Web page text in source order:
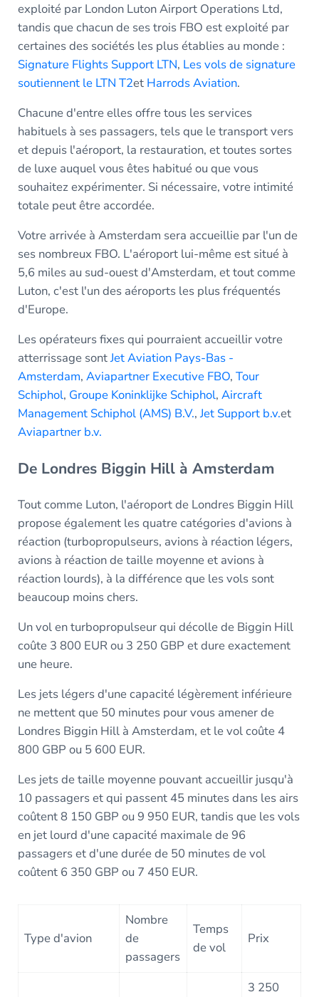
exploité par London Luton Airport Operations Ltd,
tandis que chacun de ses trois FBO est exploité par
certaines des sociétés les plus établies au monde :
Signature Flights Support LTN, Les vols de signature
soutiennent le LTN T2et Harrods Aviation.
Chacune d'entre elles offre tous les services
habituels à ses passagers, tels que le transport vers
et depuis l'aéroport, la restauration, et toutes sortes
de luxe auquel vous êtes habitué ou que vous
souhaitez expérimenter. Si nécessaire, votre intimité
totale peut être accordée.
Votre arrivée à Amsterdam sera accueillie par l'un de
ses nombreux FBO. L'aéroport lui-même est situé à
5,6 miles au sud-ouest d'Amsterdam, et tout comme
Luton, c'est l'un des aéroports les plus fréquentés
d'Europe.
Les opérateurs fixes qui pourraient accueillir votre
atterrissage sontJet Aviation Pays-Bas -
Amsterdam, Aviapartner Executive FBO, Tour
Schiphol, Groupe Koninklijke Schiphol, Aircraft
Management Schiphol (AMS) B.V.,Jet Support b.v.et
Aviapartner b.v.
De Londres Biggin Hill à Amsterdam
Tout comme Luton, l'aéroport de Londres Biggin Hill
propose également les quatre catégories d'avions à
réaction (turbopropulseurs, avions à réaction légers,
avions à réaction de taille moyenne et avions à
réaction lourds), à la différence que les vols sont
beaucoup moins chers.
Un vol en turbopropulseur qui décolle de Biggin Hill
coûte 3 800 EUR ou 3 250 GBP et dure exactement
une heure.
Les jets légers d'une capacité légèrement inférieure
ne mettent que 50 minutes pour vous amener de
Londres Biggin Hill à Amsterdam, et le vol coûte 4
800 GBP ou 5 600 EUR.
Les jets de taille moyenne pouvant accueillir jusqu'à
10 passagers et qui passent 45 minutes dans les airs
coûtent 8 150 GBP ou 9 950 EUR, tandis que les vols
en jet lourd d'une capacité maximale de 96
passagers et d'une durée de 50 minutes de vol
coûtent 6 350 GBP ou 7 450 EUR.
Type d'avion
Nombre
de
passagers
Temps
de vol
Prix
3 250